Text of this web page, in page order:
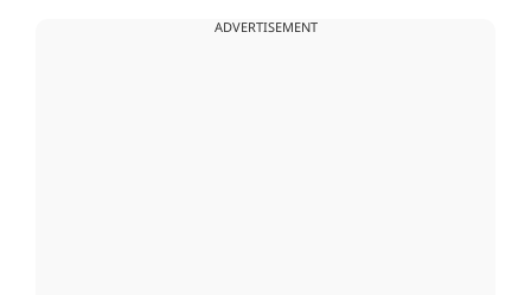
ADVERTISEMENT